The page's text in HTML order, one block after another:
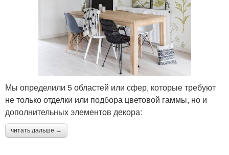
Мы определили 5 областей или сфер, которые требуют
не только отделки или подбора цветовой гаммы, но и
дополнительных элементов декора:
читать дальше →